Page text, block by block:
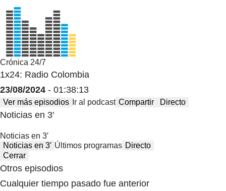
Crónica 24/7
1x24: Radio Colombia
23/08/2024 - 01:38:13
Ver más episodios Ir al podcast Compartir Directo
Noticias en 3′
Noticias en 3′
Noticias en 3′ Últimos programas Directo
Cerrar
Otros episodios
Cualquier tiempo pasado fue anterior